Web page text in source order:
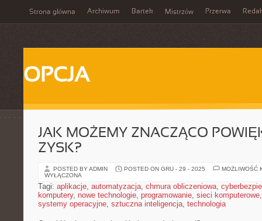
Strona główna Archiwum Bartek Mistrzów Przerwa
OPCJA
JAK MOŻEMY ZNACZĄCO
ZYSK?
POSTED BY ADMIN POSTED ON GRU - 29 - 2025
MOŻLIWOŚĆ
WYŁĄCZONA
Tagi: aplikacje, automatyzacja, chmura obliczeniowa,
komputery, nowe technologie, programowanie, sieci komputerowe
systemy operacyjne, sztuczna inteligencja, technologia